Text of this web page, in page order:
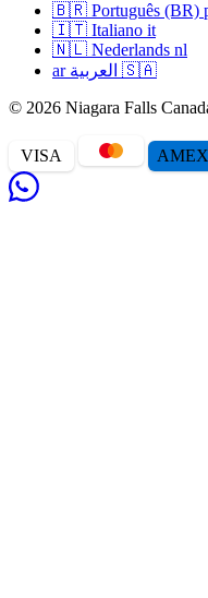
🇧🇷 Português (BR)
🇮🇹 Italiano it
🇳🇱 Nederlands nl
🇸🇦 العربية ar
© 2026 Niagara Falls
VISA AMEX